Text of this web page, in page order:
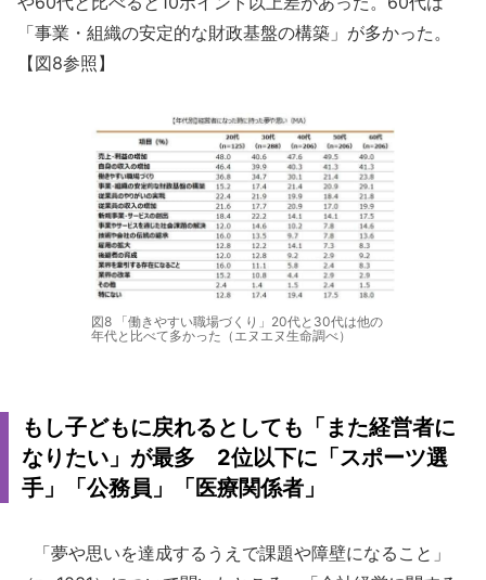
「事業・組織の安定的な財政基盤の構築」が多かった。
【図8参照】
図8 「働きやすい職場づくり」20代と30代は他の
年代と比べて多かった（エヌエヌ生命調べ）
もし子どもに戻れるとしても「また経営者に
なりたい」が最多 2位以下に「スポーツ選
手」「公務員」「医療関係者」
「夢や思いを達成するうえで課題や障壁になること」